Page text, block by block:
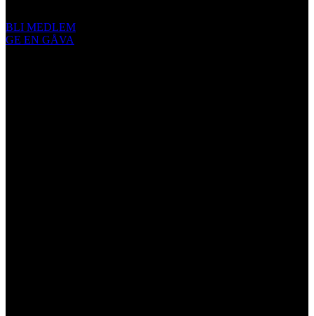
BLI MEDLEM
GE EN GÅVA